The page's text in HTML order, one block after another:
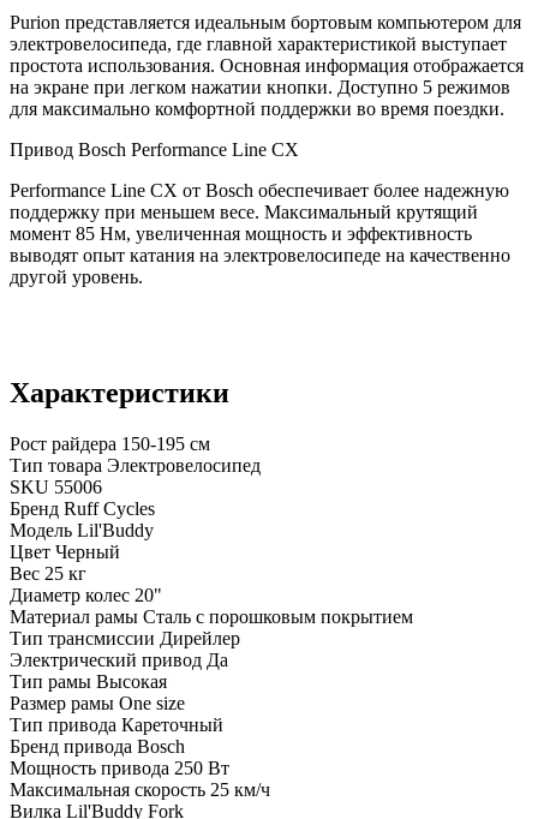
Purion представляется идеальным бортовым компьютером для
электровелосипеда, где главной характеристикой выступает
простота использования. Основная информация отображается
на экране при легком нажатии кнопки. Доступно 5 режимов
для максимально комфортной поддержки во время поездки.
Привод Bosch Performance Line CX
Performance Line CX от Bosch обеспечивает более надежную
поддержку при меньшем весе. Максимальный крутящий
момент 85 Нм, увеличенная мощность и эффективность
выводят опыт катания на электровелосипеде на качественно
другой уровень.
Характеристики
Рост райдера 150-195 см
Тип товара Электровелосипед
SKU 55006
Бренд Ruff Cycles
Модель Lil'Buddy
Цвет Черный
Вес 25 кг
Диаметр колес 20"
Материал рамы Сталь с порошковым покрытием
Тип трансмиссии Дирейлер
Электрический привод Да
Тип рамы Высокая
Размер рамы One size
Тип привода Кареточный
Бренд привода Bosch
Мощность привода 250 Вт
Максимальная скорость 25 км/ч
Вилка Lil'Buddy Fork